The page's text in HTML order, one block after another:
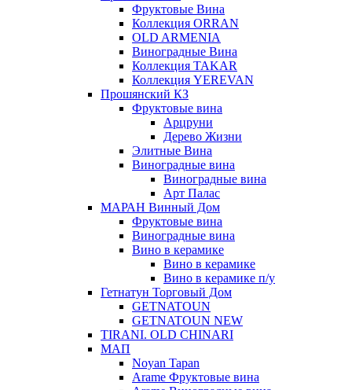
Фруктовые Вина
Коллекция ORRAN
OLD ARMENIA
Виноградные Вина
Коллекция TAKAR
Коллекция YEREVAN
Прошянский КЗ
Фруктовые вина
Арцруни
Дерево Жизни
Элитные Вина
Виноградные вина
Виноградные вина
Арт Палас
МАРАН Винный Дом
Фруктовые вина
Виноградные вина
Вино в керамике
Вино в керамике
Вино в керамике п/у
Гетнатун Торговый Дом
GETNATOUN
GETNATOUN NEW
TIRANI. OLD CHINARI
МАП
Noyan Tapan
Arame Фруктовые вина